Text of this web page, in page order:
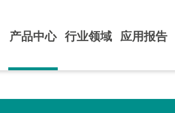
产品中心 行业领域 应用报告